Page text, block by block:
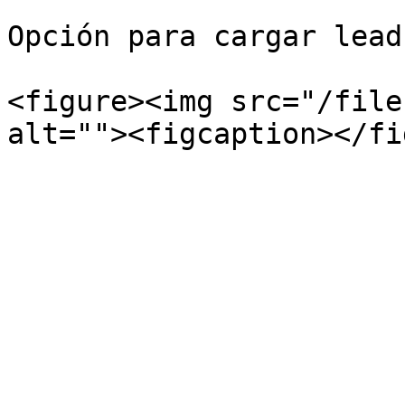
Opción para cargar
<figure><img src="/